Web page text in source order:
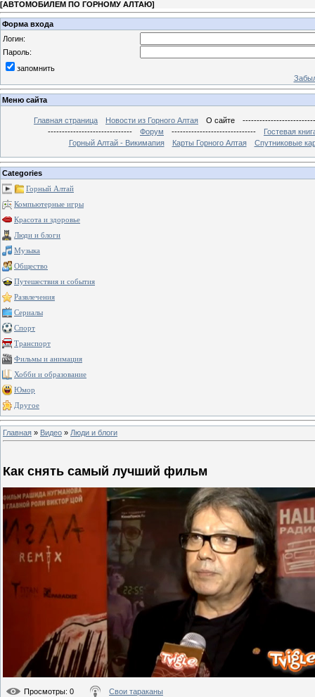
[АВТОМОБИЛЕМ ПО ГОРНОМУ АЛТАЮ]
Форма входа
Логин:
Пароль:
запомнить
Меню сайта
Главная страница Новости из Горного Алтая О сайте
------------------------------
Форум ------------------------------
Гостевая
Горный Алтай - Викимапия
Карты Горного Алтая Спутниковые
Categories
Горный Алтай
Компьютерные игры
Красота и здоровье
Люди и блоги
Музыка
Общество
Путешествия и события
Развлечения
Сериалы
Спорт
Транспорт
Фильмы и анимация
Хобби и образование
Юмор
Другое
Главная » Видео » Люди и блоги
Как снять самый лучший фильм
Просмотры: 0 Свои тараканы